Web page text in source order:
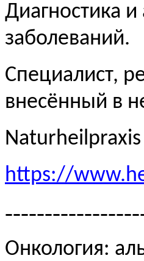
Диагностика
заболеваний.
Специалист,
внесённый в
https://
Онкология: